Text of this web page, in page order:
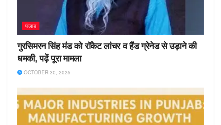
पंजाब
गुरसिमरन सिंह मंड को रॉकेट लांचर व हैंड ग्रेनेड से उड़ाने की
धमकी, पढ़ें पूरा मामला
OCTOBER 30, 2025